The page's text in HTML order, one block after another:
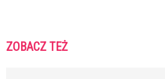
ZOBACZ TEŻ